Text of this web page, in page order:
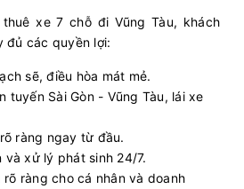
xe 7 chỗ đi Vũng Tàu, khách
đủ các quyền lợi:
sẽ, điều hòa mát mẻ.
tuyến Sài Gòn - Vũng Tàu, lái xe
ràng ngay từ đầu.
và xử lý phát sinh 24/7.
rõ ràng cho cá nhân và doanh